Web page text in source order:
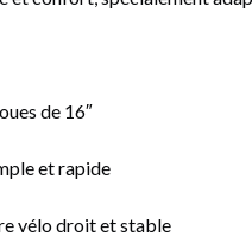
de 16″
et rapide
vélo droit et stable